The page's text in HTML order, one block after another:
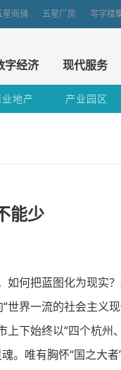
星商铺 五星厂房 写字楼
字经济 现代服务
业地产 产业园区
能少
何把蓝图化为现实
界一流的社会主义
下始终以“四个杭州
。唯有胸怀“国之大